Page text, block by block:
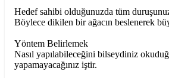
Hedef sahibi olduğunuzda tüm
Böylece dikilen bir ağacın beslenerek
Yöntem Belirlemek
Nasıl yapılabileceğini bilseydiniz
yapamayacağınız iştir.